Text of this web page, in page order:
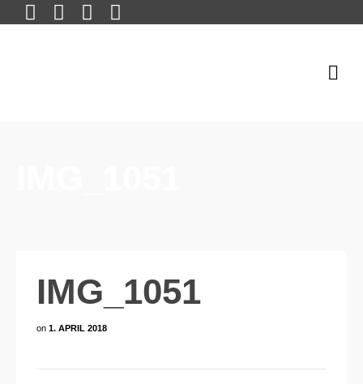
IMG_1051
on 1. APRIL 2018